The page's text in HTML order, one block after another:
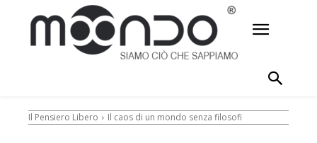
Il Pensiero Libero Il caos di un mondo senza filosofi